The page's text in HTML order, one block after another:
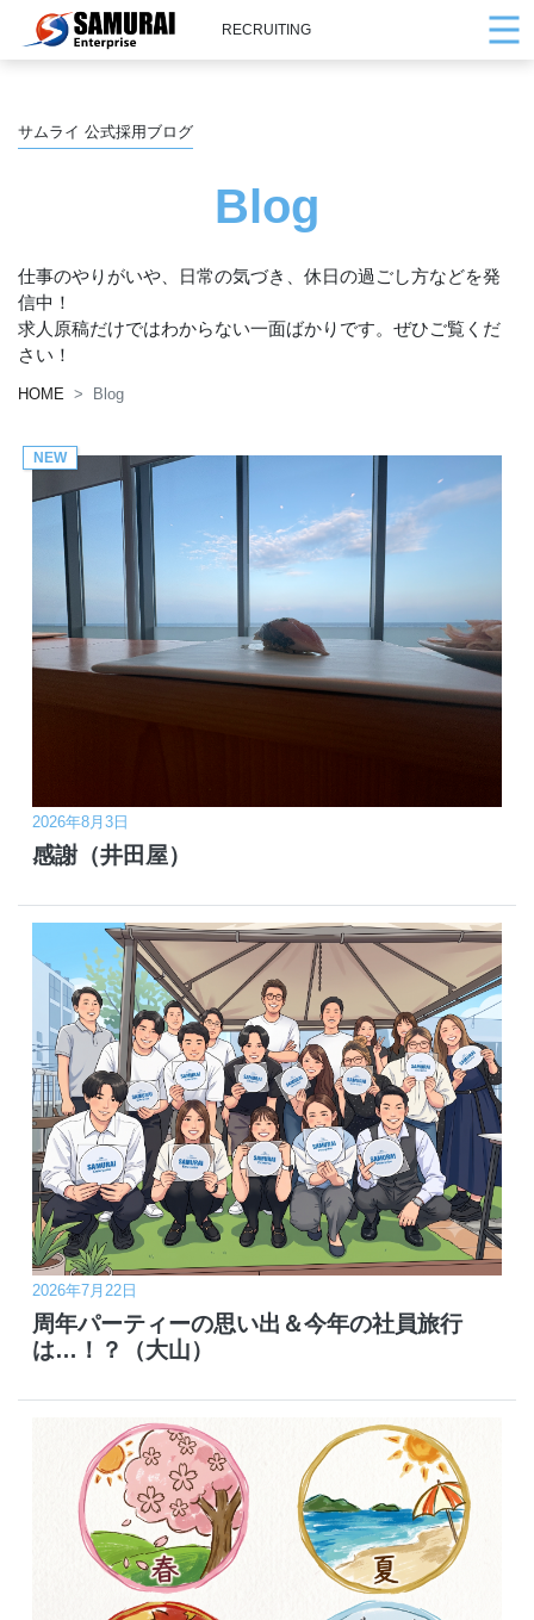
RECRUITING
サムライ 公式採用ブログ
Blog
仕事のやりがいや、日常の気づき、休日の過ごし方などを発
信中！
求人原稿だけではわからない一面ばかりです。ぜひご覧くだ
さい！
HOME Blog
NEW
2026年8月3日
感謝（井田屋）
2026年7月22日
周年パーティーの思い出＆今年の社員旅行
は…！？（大山）